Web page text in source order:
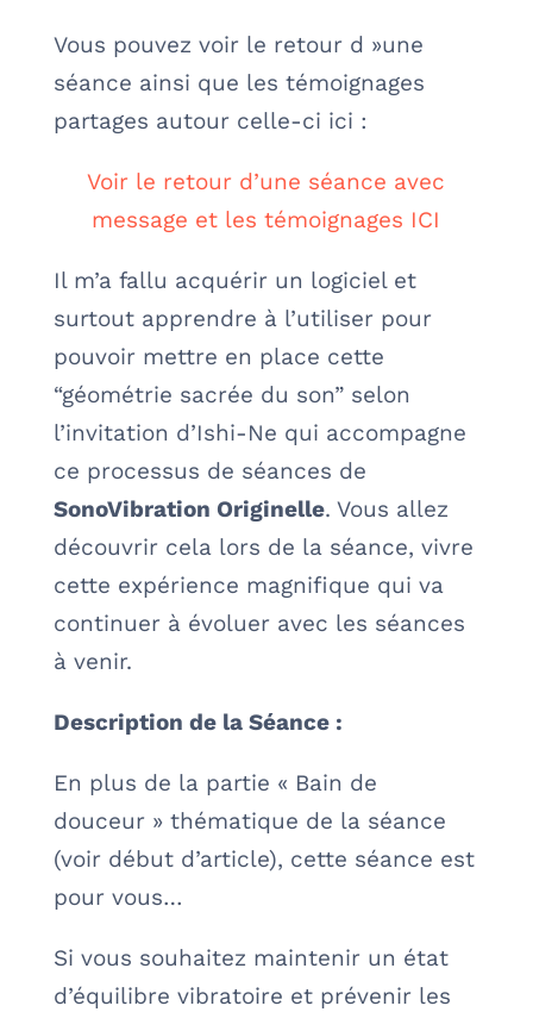
Vous pouvez voir le retour d »une
séance ainsi que les témoignages
partages autour celle-ci ici :
Voir le retour d’une séance avec
message et les témoignages ICI
Il m’a fallu acquérir un logiciel et
surtout apprendre à l’utiliser pour
pouvoir mettre en place cette
“géométrie sacrée du son” selon
l’invitation d’Ishi-Ne qui accompagne
ce processus de séances de
SonoVibration Originelle. Vous allez
découvrir cela lors de la séance, vivre
cette expérience magnifique qui va
continuer à évoluer avec les séances
à venir.
Description de la Séance :
En plus de la partie « Bain de
douceur » thématique de la séance
(voir début d’article), cette séance est
pour vous…
Si vous souhaitez maintenir un état
d’équilibre vibratoire et prévenir les